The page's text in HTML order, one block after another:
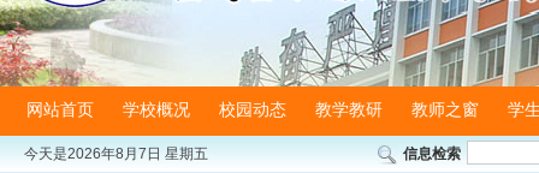
网站首页 学校概况 校园动态 教学教研 教师之窗 学
今天是2026年8月7日 星期五 信息检索